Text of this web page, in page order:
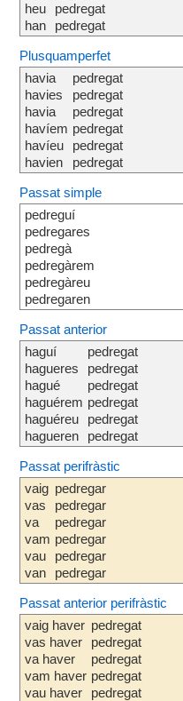
heu
han
pedregat
pedregat
Plusquamperfet
havia
havies
havia
havíem
havíeu
havien
pedregat
pedregat
pedregat
pedregat
pedregat
pedregat
Passat simple
pedreguí
pedregares
pedregà
pedregàrem
pedregàreu
pedregaren
Passat anterior
haguí
hagueres
hagué
haguérem
haguéreu
hagueren
pedregat
pedregat
pedregat
pedregat
pedregat
pedregat
Passat perifràstic
vaig
vas
va
vam
vau
van
pedregar
pedregar
pedregar
pedregar
pedregar
pedregar
Passat anterior perifràstic
vaig haver
vas haver
va haver
vam haver
vau haver
pedregat
pedregat
pedregat
pedregat
pedregat